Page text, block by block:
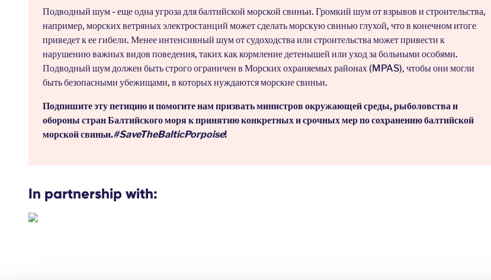
Подводный шум - еще одна угроза для балтийской морской свиньи. Громкий шум от взрывов и строительства,
например, морских ветряных электростанций может сделать морскую свинью глухой, что в конечном итоге
приведет к ее гибели. Менее интенсивный шум от судоходства или строительства может привести к
нарушению важных видов поведения, таких как кормление детенышей или уход за больными особями.
Подводный шум должен быть строго ограничен в Морских охраняемых районах (MPAS), чтобы они могли
быть безопасными убежищами, в которых нуждаются морские свиньи.
Подпишите эту петицию и помогите нам призвать министров окружающей среды, рыболовства и
обороны стран Балтийского моря к принятию конкретных и срочных мер по сохранению балтийской
морской свиньи.#SaveTheBalticPorpoise!
In partnership with: